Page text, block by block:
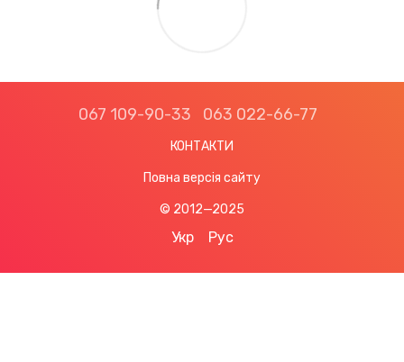
067 109-90-33 063 022-66-77
КОНТАКТИ
Повна версія сайту
© 2012—2025
Укр Рус